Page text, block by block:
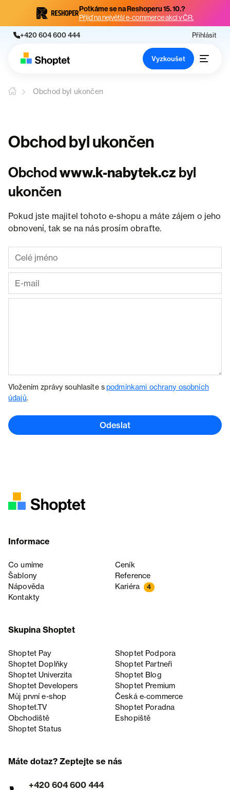
Potkáme se na Reshoperu 15. 10.?
Přijď na největší e-commerce akci v ČR.
+420 604 600 444 Přihlásit
Vyzkoušet
Obchod byl ukončen
Obchod byl ukončen
Obchodwww.k-nabytek.cz byl
ukončen
Pokud jste majitel tohoto e-shopu a máte zájem o jeho
obnovení, tak se na nás prosím obraťte.
Vložením zprávy souhlasíte spodmínkami ochrany osobních
údajů.
Odeslat
Informace
Co umíme
Ceník
Šablony
Reference
Nápověda
Kariéra 4
Kontakty
Skupina Shoptet
Shoptet Pay
Shoptet Podpora
Shoptet Doplňky
Shoptet Partneři
Shoptet Univerzita
Shoptet Blog
Shoptet Developers
Shoptet Premium
Můj první e-shop
Česká e‑commerce
Shoptet.TV
Shoptet Poradna
Obchodiště
Eshopiště
Shoptet Status
Máte dotaz? Zeptejte se nás
+420 604 600 444